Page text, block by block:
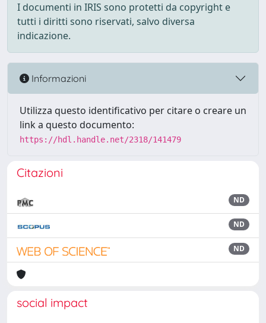
I documenti in IRIS sono protetti da copyright e
tutti i diritti sono riservati, salvo diversa
indicazione.
Informazioni
Utilizza questo identificativo per citare o creare un
link a questo documento:
https://hdl.handle.net/2318/141479
Citazioni
ND
ND
ND
social impact